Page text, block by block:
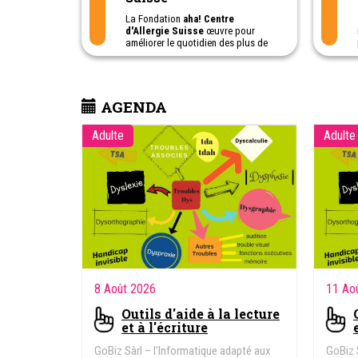
La Fondation aha! Centre
d'Allergie Suisse œuvre pour
améliorer le quotidien des plus de
trois millions de personnes en
Bien informées et conseillées, les
personnes concernées et leurs
familles peuvent retrouver une
meilleure qualité de vie.
aha! Centre d'Allergie Suisseles
soutient tout au long de leur
parcours.
AGENDA
Adulte
8 Août 2026
Outils d'aide à la lecture
et à l'écriture
GoBiz Sàrl – l’Informatique adapté aux
Adulte
11
GoBiz